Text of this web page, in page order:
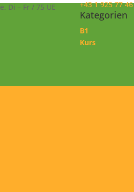
Di – Fr / 75 UE +43 1 925 77 46
Kategorien
B1
Kurs